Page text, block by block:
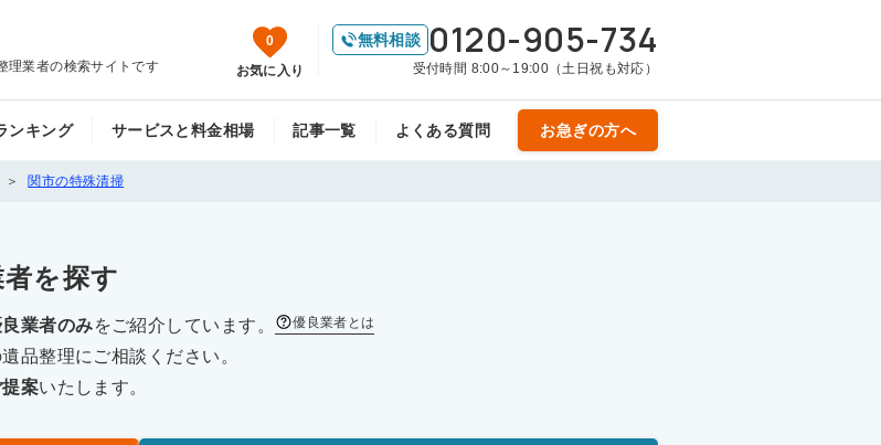
理業者の検索サイトです
0
お気に入り
無料相談 0120-905-734
受付時間 8:00～19:00（土日祝も対応）
ンキング サービスと料金相場 記事一覧 よくある質問 お急ぎの方へ
関市の特殊清掃
者を探す
業者のみをご紹介しています。 優良業者とは
品整理にご相談ください。
案いたします。